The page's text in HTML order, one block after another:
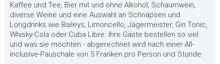
Kaffee und Tee, Bier mit und ohne Alkohol, Schaumwein,
diverse Weine und eine Auswahl an Schnäpsen und
Longdrinks wie Baileys, Limoncello, Jägermeister, Gin Tonic,
Whisky-Cola oder Cuba Libre. Ihre Gäste bestellen so viel
und was sie möchten - abgerechnet wird nach einer All-
inclusive-Pauschale von 5 Franken pro Person und Stunde.